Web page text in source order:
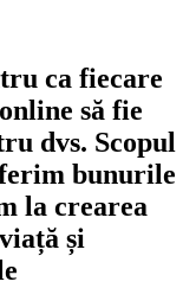
ca fiecare
să fie
dvs. Scopul
bunurile
la crearea
și